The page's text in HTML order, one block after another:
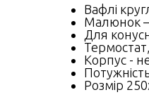
Вафлі
Малюнок
Для
Корпус -
Розмір